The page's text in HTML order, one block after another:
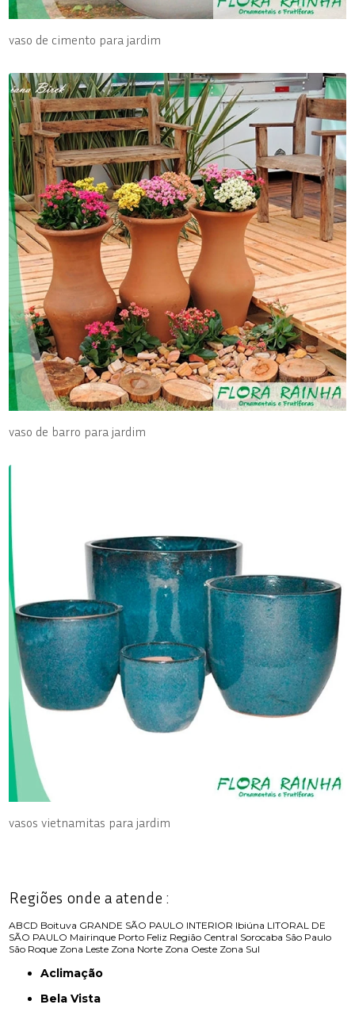
vaso de cimento para jardim
vaso de barro para jardim
vasos vietnamitas para jardim
Regiões onde a atende :
ABCD Boituva GRANDE SÃO PAULO INTERIOR Ibiúna LITORAL DE
SÃO PAULO Mairinque Porto Feliz Região Central Sorocaba São Paulo
São Roque Zona Leste Zona Norte Zona Oeste Zona Sul
Aclimação
Bela Vista